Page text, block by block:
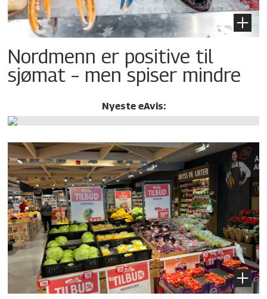
Nordmenn er positive til
sjømat – men spiser mindre
Nyeste eAvis: